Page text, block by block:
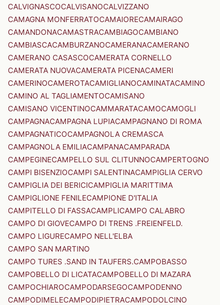
CALVIGNASCOCALVISANOCALVIZZANO
CAMAGNA MONFERRATOCAMAIORECAMAIRAGO
CAMANDONACAMASTRACAMBIAGOCAMBIANO
CAMBIASCACAMBURZANOCAMERANACAMERANO
CAMERANO CASASCOCAMERATA CORNELLO
CAMERATA NUOVACAMERATA PICENACAMERI
CAMERINOCAMEROTACAMIGLIANOCAMINATACAMINO
CAMINO AL TAGLIAMENTOCAMISANO
CAMISANO VICENTINOCAMMARATACAMOCAMOGLI
CAMPAGNACAMPAGNA LUPIACAMPAGNANO DI ROMA
CAMPAGNATICOCAMPAGNOLA CREMASCA
CAMPAGNOLA EMILIACAMPANACAMPARADA
CAMPEGINECAMPELLO SUL CLITUNNOCAMPERTOGNO
CAMPI BISENZIOCAMPI SALENTINACAMPIGLIA CERVO
CAMPIGLIA DEI BERICICAMPIGLIA MARITTIMA
CAMPIGLIONE FENILECAMPIONE D'ITALIA
CAMPITELLO DI FASSACAMPLICAMPO CALABRO
CAMPO DI GIOVECAMPO DI TRENS .FREIENFELD.
CAMPO LIGURECAMPO NELL'ELBA
CAMPO SAN MARTINO
CAMPO TURES .SAND IN TAUFERS.CAMPOBASSO
CAMPOBELLO DI LICATACAMPOBELLO DI MAZARA
CAMPOCHIAROCAMPODARSEGOCAMPODENNO
CAMPODIMELECAMPODIPIETRACAMPODOLCINO